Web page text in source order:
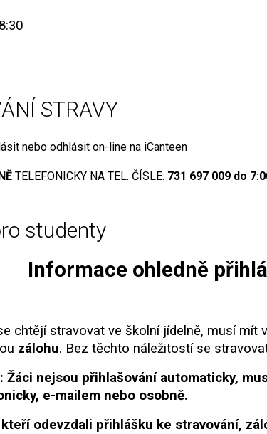
STRAVY
nebo odhlásit on-line na iCanteen
TELEFONICKY NA TEL. ČÍSLE: 731 697 009 do
studenty
Informace ohledně
chtějí stravovat ve školní jídelně, musí mít
zálohu. Bez těchto náležitostí se
Žáci nejsou přihlašování automaticky,
e-mailem nebo osobně.
kteří odevzdali přihlášku ke stravování,